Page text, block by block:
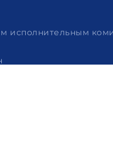
исполнительным